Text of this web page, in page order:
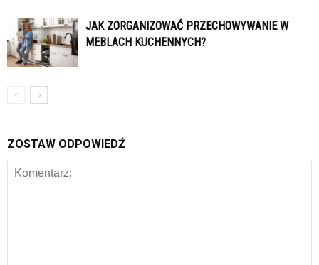
JAK ZORGANIZOWAĆ PRZECHOWYWANIE W
MEBLACH KUCHENNYCH?
ZOSTAW ODPOWIEDŹ